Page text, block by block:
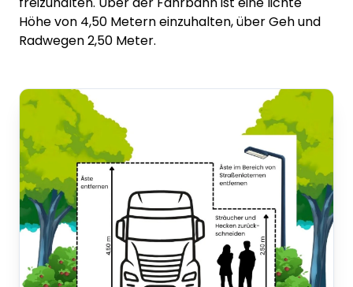
Höhe von 4,50 Metern einzuhalten, über Geh und
Radwegen 2,50 Meter.